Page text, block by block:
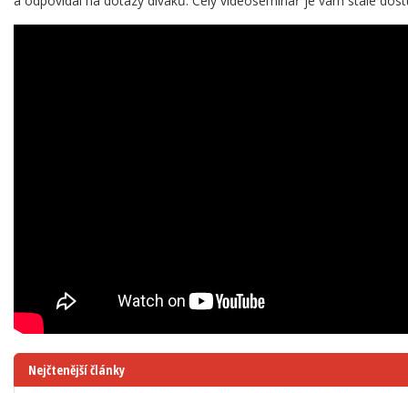
Nejčtenější články